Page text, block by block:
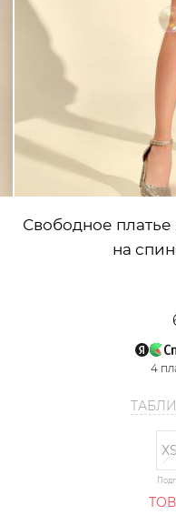
Свободное платье
на
4